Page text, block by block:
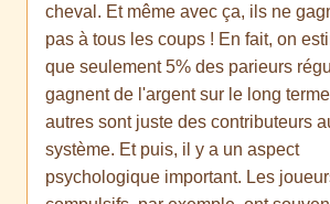
cheval. Et même avec ça, ils ne
pas à tous les coups ! En fait, on
que seulement 5% des parieurs
gagnent de l'argent sur le long
autres sont juste des contributeurs
système. Et puis, il y a un aspect
psychologique important. Les